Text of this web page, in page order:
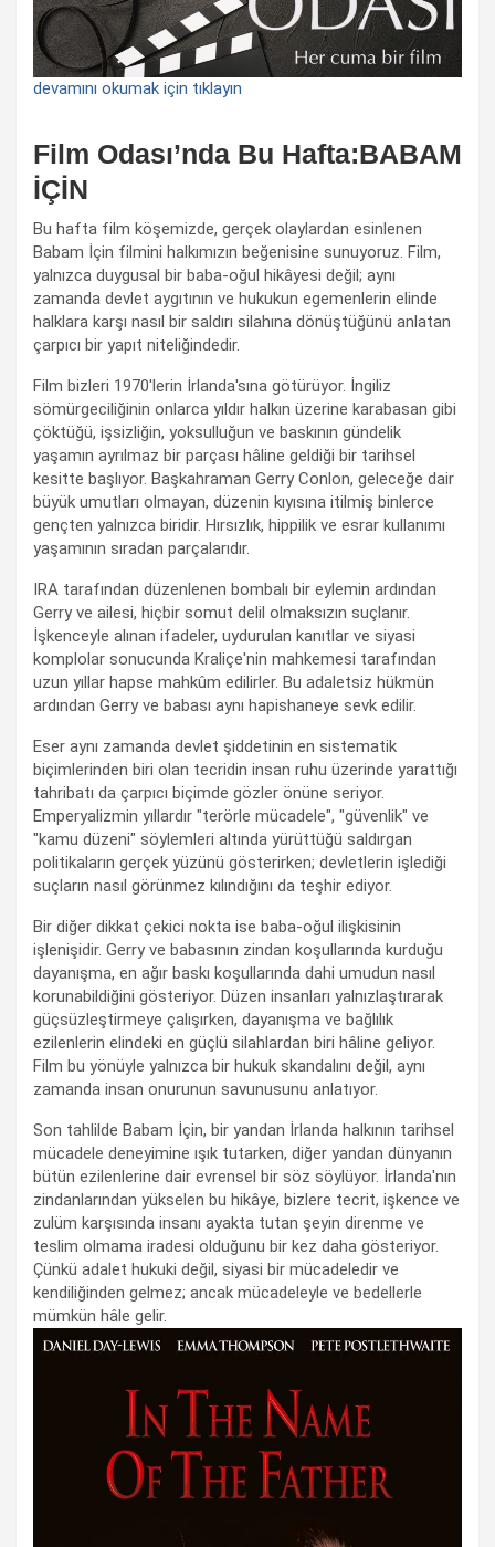
devamını okumak için tıklayın
Film Odası’nda Bu Hafta:BABAM
İÇİN
Bu hafta film köşemizde, gerçek olaylardan esinlenen
Babam İçin filmini halkımızın beğenisine sunuyoruz. Film,
yalnızca duygusal bir baba-oğul hikâyesi değil; aynı
zamanda devlet aygıtının ve hukukun egemenlerin elinde
halklara karşı nasıl bir saldırı silahına dönüştüğünü anlatan
çarpıcı bir yapıt niteliğindedir.
Film bizleri 1970'lerin İrlanda'sına götürüyor. İngiliz
sömürgeciliğinin onlarca yıldır halkın üzerine karabasan gibi
çöktüğü, işsizliğin, yoksulluğun ve baskının gündelik
yaşamın ayrılmaz bir parçası hâline geldiği bir tarihsel
kesitte başlıyor. Başkahraman Gerry Conlon, geleceğe dair
büyük umutları olmayan, düzenin kıyısına itilmiş binlerce
gençten yalnızca biridir. Hırsızlık, hippilik ve esrar kullanımı
yaşamının sıradan parçalarıdır.
IRA tarafından düzenlenen bombalı bir eylemin ardından
Gerry ve ailesi, hiçbir somut delil olmaksızın suçlanır.
İşkenceyle alınan ifadeler, uydurulan kanıtlar ve siyasi
komplolar sonucunda Kraliçe'nin mahkemesi tarafından
uzun yıllar hapse mahkûm edilirler. Bu adaletsiz hükmün
ardından Gerry ve babası aynı hapishaneye sevk edilir.
Eser aynı zamanda devlet şiddetinin en sistematik
biçimlerinden biri olan tecridin insan ruhu üzerinde yarattığı
tahribatı da çarpıcı biçimde gözler önüne seriyor.
Emperyalizmin yıllardır "terörle mücadele", "güvenlik" ve
"kamu düzeni" söylemleri altında yürüttüğü saldırgan
politikaların gerçek yüzünü gösterirken; devletlerin işlediği
suçların nasıl görünmez kılındığını da teşhir ediyor.
Bir diğer dikkat çekici nokta ise baba-oğul ilişkisinin
işlenişidir. Gerry ve babasının zindan koşullarında kurduğu
dayanışma, en ağır baskı koşullarında dahi umudun nasıl
korunabildiğini gösteriyor. Düzen insanları yalnızlaştırarak
güçsüzleştirmeye çalışırken, dayanışma ve bağlılık
ezilenlerin elindeki en güçlü silahlardan biri hâline geliyor.
Film bu yönüyle yalnızca bir hukuk skandalını değil, aynı
zamanda insan onurunun savunusunu anlatıyor.
Son tahlilde Babam İçin, bir yandan İrlanda halkının tarihsel
mücadele deneyimine ışık tutarken, diğer yandan dünyanın
bütün ezilenlerine dair evrensel bir söz söylüyor. İrlanda'nın
zindanlarından yükselen bu hikâye, bizlere tecrit, işkence ve
zulüm karşısında insanı ayakta tutan şeyin direnme ve
teslim olmama iradesi olduğunu bir kez daha gösteriyor.
Çünkü adalet hukuki değil, siyasi bir mücadeledir ve
kendiliğinden gelmez; ancak mücadeleyle ve bedellerle
mümkün hâle gelir.